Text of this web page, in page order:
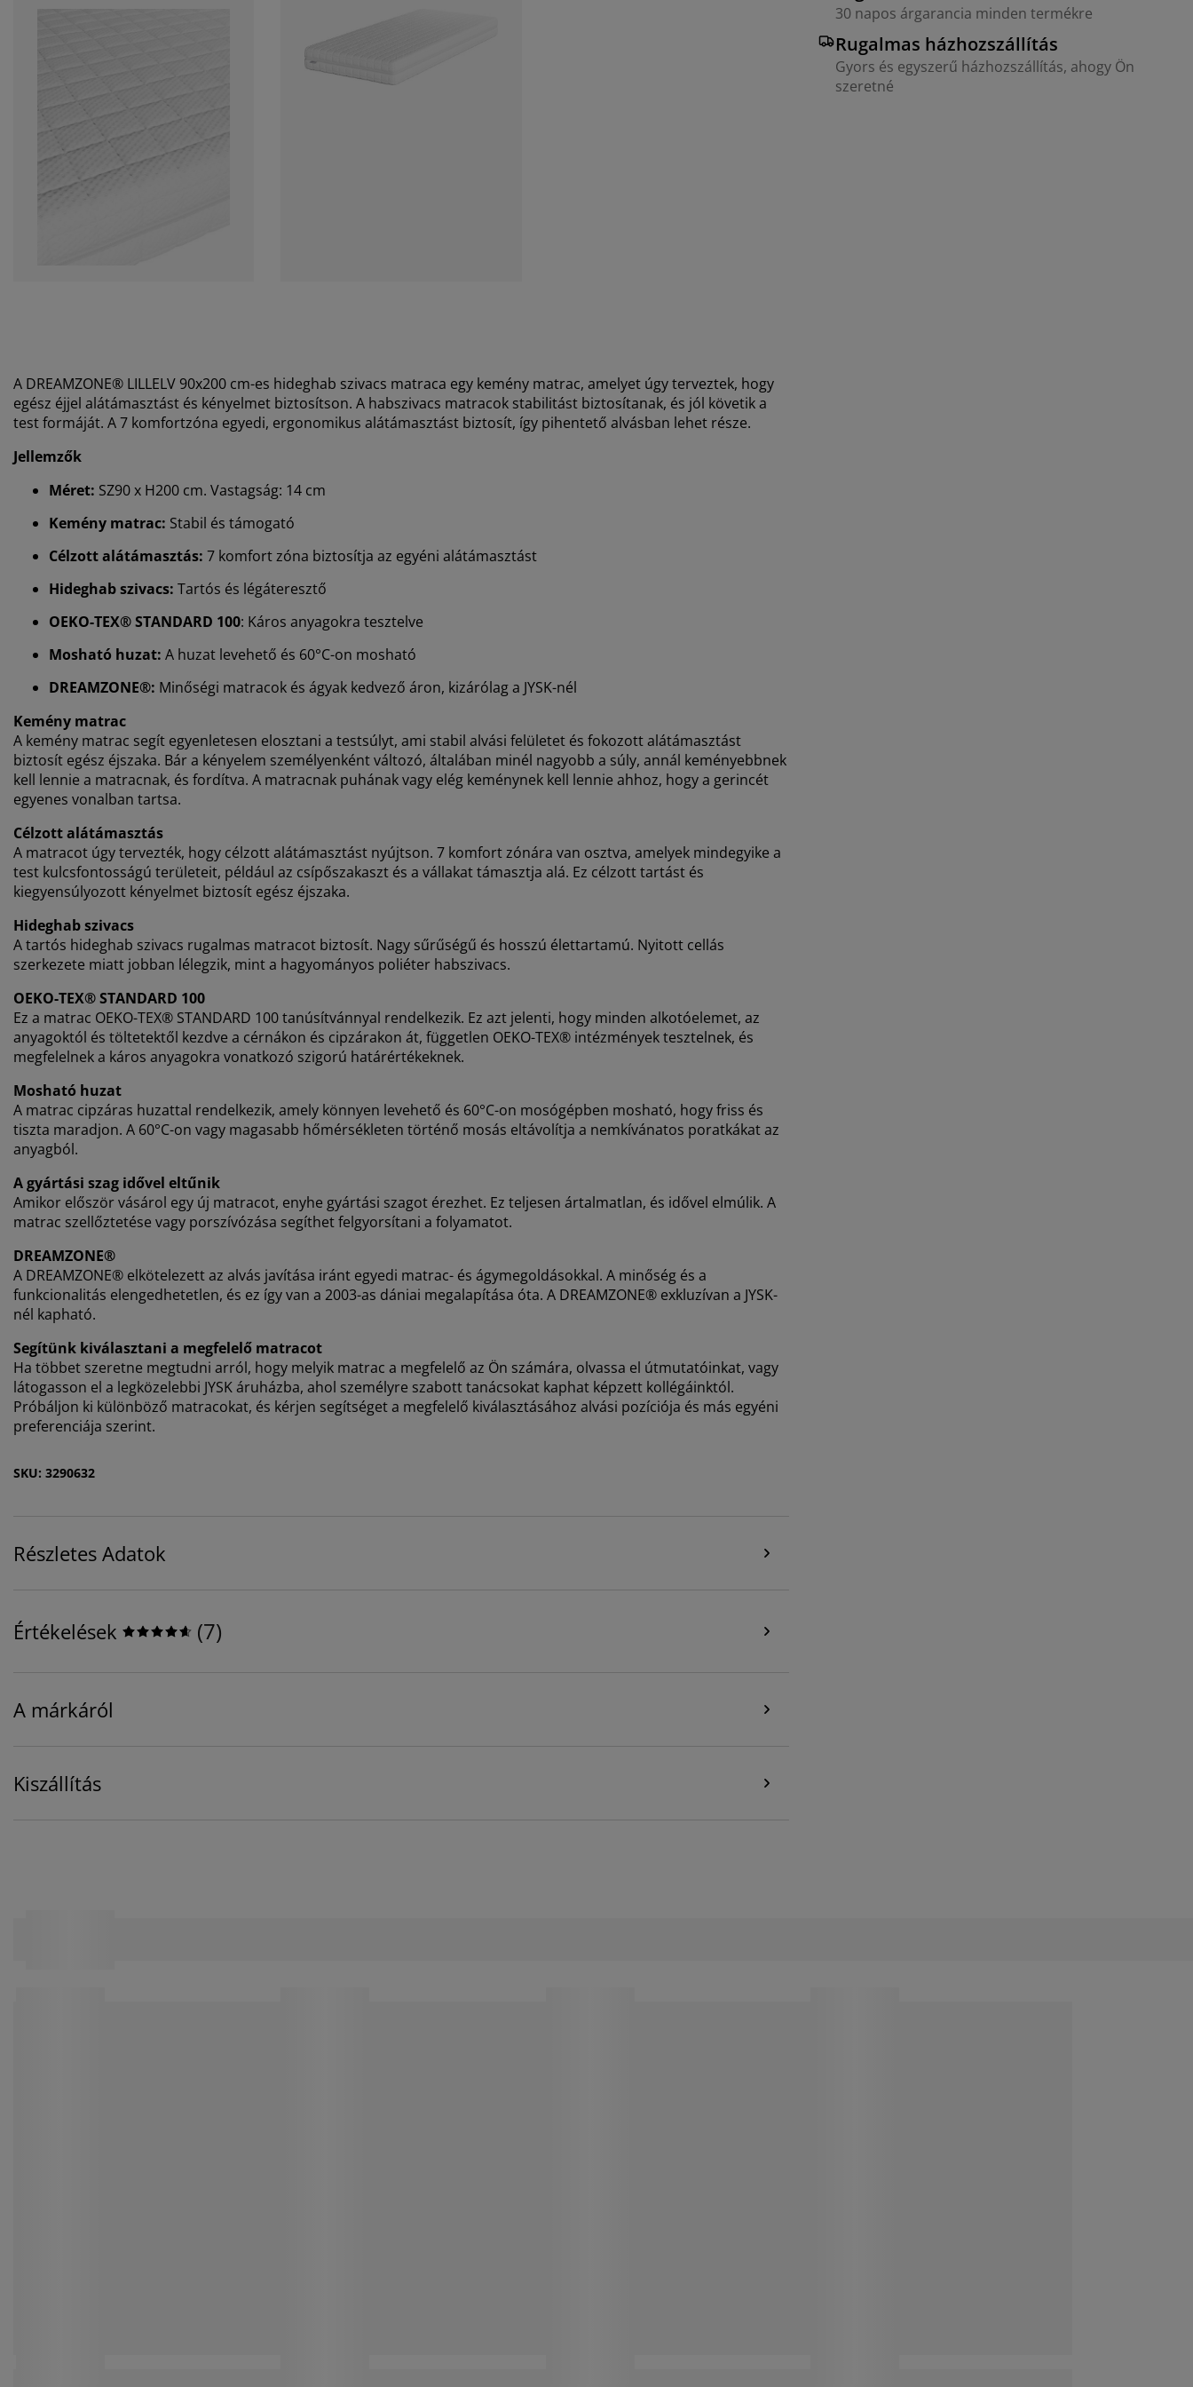
30 napos árgarancia minden termékre
Rugalmas házhozszállítás
Gyors és egyszerű házhozszállítás, ahogy Ön
szeretné
A DREAMZONE® LILLELV 90x200 cm-es hideghab szivacs matraca egy kemény matrac, amelyet úgy terveztek, hogy
egész éjjel alátámasztást és kényelmet biztosítson. A habszivacs matracok stabilitást biztosítanak, és jól követik a
test formáját. A 7 komfortzóna egyedi, ergonomikus alátámasztást biztosít, így pihentető alvásban lehet része.
Jellemzők
Méret: SZ90 x H200 cm. Vastagság: 14 cm
Kemény matrac: Stabil és támogató
Célzott alátámasztás: 7 komfort zóna biztosítja az egyéni alátámasztást
Hideghab szivacs: Tartós és légáteresztő
OEKO-TEX® STANDARD 100: Káros anyagokra tesztelve
Mosható huzat: A huzat levehető és 60°C-on mosható
DREAMZONE®: Minőségi matracok és ágyak kedvező áron, kizárólag a JYSK-nél
Kemény matrac
A kemény matrac segít egyenletesen elosztani a testsúlyt, ami stabil alvási felületet és fokozott alátámasztást
biztosít egész éjszaka. Bár a kényelem személyenként változó, általában minél nagyobb a súly, annál keményebbnek
kell lennie a matracnak, és fordítva. A matracnak puhának vagy elég keménynek kell lennie ahhoz, hogy a gerincét
egyenes vonalban tartsa.
Célzott alátámasztás
A matracot úgy tervezték, hogy célzott alátámasztást nyújtson. 7 komfort zónára van osztva, amelyek mindegyike a
test kulcsfontosságú területeit, például az csípőszakaszt és a vállakat támasztja alá. Ez célzott tartást és
kiegyensúlyozott kényelmet biztosít egész éjszaka.
Hideghab szivacs
A tartós hideghab szivacs rugalmas matracot biztosít. Nagy sűrűségű és hosszú élettartamú. Nyitott cellás
szerkezete miatt jobban lélegzik, mint a hagyományos poliéter habszivacs.
OEKO-TEX® STANDARD 100
Ez a matrac OEKO-TEX® STANDARD 100 tanúsítvánnyal rendelkezik. Ez azt jelenti, hogy minden alkotóelemet, az
anyagoktól és töltetektől kezdve a cérnákon és cipzárakon át, független OEKO-TEX® intézmények tesztelnek, és
megfelelnek a káros anyagokra vonatkozó szigorú határértékeknek.
Mosható huzat
A matrac cipzáras huzattal rendelkezik, amely könnyen levehető és 60°C-on mosógépben mosható, hogy friss és
tiszta maradjon. A 60°C-on vagy magasabb hőmérsékleten történő mosás eltávolítja a nemkívánatos poratkákat az
anyagból.
A gyártási szag idővel eltűnik
Amikor először vásárol egy új matracot, enyhe gyártási szagot érezhet. Ez teljesen ártalmatlan, és idővel elmúlik. A
matrac szellőztetése vagy porszívózása segíthet felgyorsítani a folyamatot.
DREAMZONE®
A DREAMZONE® elkötelezett az alvás javítása iránt egyedi matrac- és ágymegoldásokkal. A minőség és a
funkcionalitás elengedhetetlen, és ez így van a 2003-as dániai megalapítása óta. A DREAMZONE® exkluzívan a JYSK-
nél kapható.
Segítünk kiválasztani a megfelelő matracot
Ha többet szeretne megtudni arról, hogy melyik matrac a megfelelő az Ön számára, olvassa el útmutatóinkat, vagy
látogasson el a legközelebbi JYSK áruházba, ahol személyre szabott tanácsokat kaphat képzett kollégáinktól.
Próbáljon ki különböző matracokat, és kérjen segítséget a megfelelő kiválasztásához alvási pozíciója és más egyéni
preferenciája szerint.
SKU: 3290632
Részletes Adatok
Értékelések (7)
A márkáról
Kiszállítás